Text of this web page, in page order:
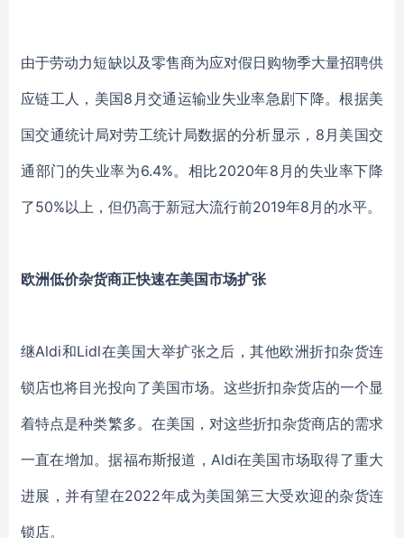
由于劳动力短缺以及零售商为应对假日购物季大量招聘供
应链工人，美国8月交通运输业失业率急剧下降。根据美
国交通统计局对劳工统计局数据的分析显示，8月美国交
通部门的失业率为6.4%。相比2020年8月的失业率下降
了50%以上，但仍高于新冠大流行前2019年8月的水平。
欧洲低价杂货商正快速在美国市场扩张
继Aldi和Lidl在美国大举扩张之后，其他欧洲折扣杂货连
锁店也将目光投向了美国市场。这些折扣杂货店的一个显
着特点是种类繁多。 在美国，对这些折扣杂货商店的需求
一直在增加。据福布斯报道， Aldi在美国市场取得了重大
进展，并有望在2022年成为美国第三大受欢迎的杂货连
锁店。